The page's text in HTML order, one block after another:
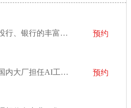
有券商、投行、银行的丰富实习及工作经验
预约
曾就职于国内大厂担任AI工程师
预约